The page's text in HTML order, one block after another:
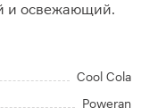
и освежающий.
Cool Cola
Poweran